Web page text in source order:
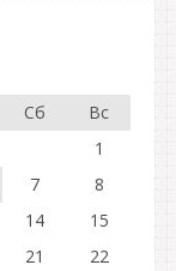
Сб
Вс
1
7
8
14
15
21
22